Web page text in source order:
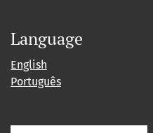
Language
English
Português